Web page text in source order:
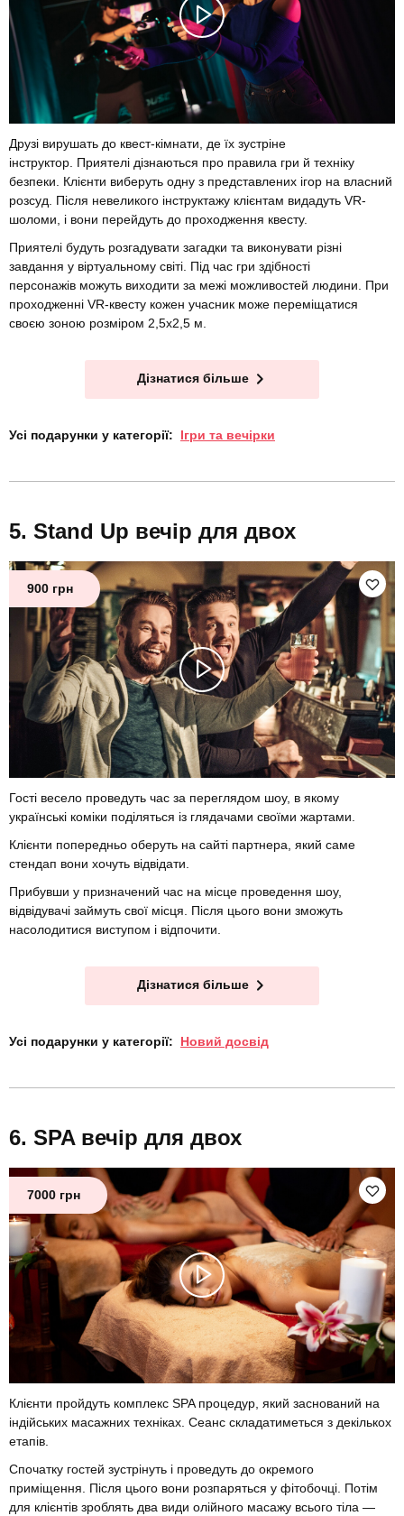
Друзі вирушать до квест-кімнати, де їх зустріне
інструктор. Приятелі дізнаються про правила гри й техніку
безпеки. Клієнти виберуть одну з представлених ігор на власний
розсуд. Після невеликого інструктажу клієнтам видадуть VR-
шоломи, і вони перейдуть до проходження квесту.
Приятелі будуть розгадувати загадки та виконувати різні
завдання у віртуальному світі. Під час гри здібності
персонажів можуть виходити за межі можливостей людини. При
проходженні VR-квесту кожен учасник може переміщатися
своєю зоною розміром 2,5х2,5 м.
Дізнатися більше
Усі подарунки у категорії: Ігри та вечірки
Stand Up вечір для двох
900 грн
Гості весело проведуть час за переглядом шоу, в якому
українські коміки поділяться із глядачами своїми жартами.
Клієнти попередньо оберуть на сайті партнера, який саме
стендап вони хочуть відвідати.
Прибувши у призначений час на місце проведення шоу,
відвідувачі займуть свої місця. Після цього вони зможуть
насолодитися виступом і відпочити.
Дізнатися більше
Усі подарунки у категорії: Новий досвід
SPA вечір для двох
7000 грн
Клієнти пройдуть комплекс SPA процедур, який заснований на
індійських масажних техніках. Сеанс складатиметься з декількох
етапів.
Спочатку гостей зустрінуть і проведуть до окремого
приміщення. Після цього вони розпаряться у фітобочці. Потім
для клієнтів зроблять два види олійного масажу всього тіла —